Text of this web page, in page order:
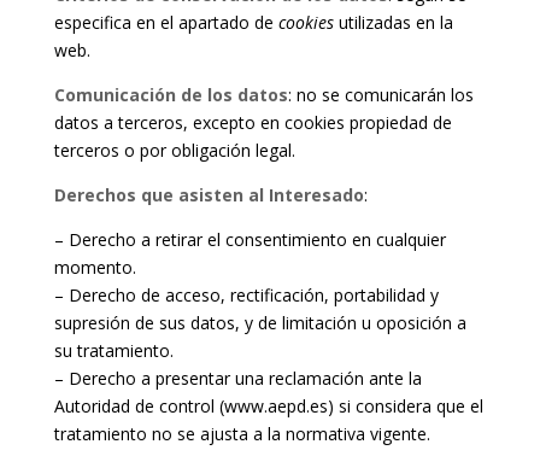
especifica en el apartado de cookies utilizadas en la
web.
Comunicación de los datos: no se comunicarán los
datos a terceros, excepto en cookies propiedad de
terceros o por obligación legal.
Derechos que asisten al Interesado:
– Derecho a retirar el consentimiento en cualquier
momento.
– Derecho de acceso, rectificación, portabilidad y
supresión de sus datos, y de limitación u oposición a
su tratamiento.
– Derecho a presentar una reclamación ante la
Autoridad de control (www.aepd.es) si considera que el
tratamiento no se ajusta a la normativa vigente.